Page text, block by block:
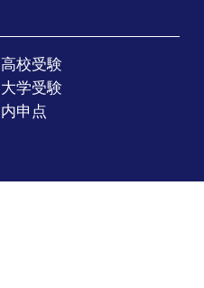
高校受験
大学受験
内申点